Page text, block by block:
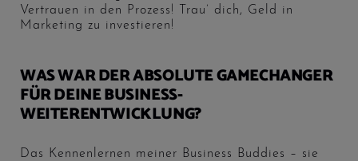
Vertrauen in den Prozess! Trau’ dich, Geld in
Marketing zu investieren!
WAS WAR DER ABSOLUTE GAMECHANGER
FÜR DEINE BUSINESS-
WEITERENTWICKLUNG?
Das Kennenlernen meiner Business Buddies – sie